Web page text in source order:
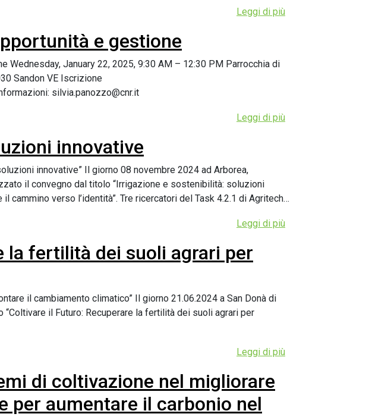
Leggi di più
e gestione
Wednesday, January 22, 2025, 9:30 AM – 12:30 PM Parrocchia di
Sandon VE Iscrizione
silvia.panozzo@cnr.it
Leggi di più
innovative
innovative” Il giorno 08 novembre 2024 ad Arborea,
il convegno dal titolo “Irrigazione e sostenibilità: soluzioni
cammino verso l’identità”. Tre ricercatori del Task 4.2.1 di Agritech…
Leggi di più
la fertilità dei suoli agrari per
il cambiamento climatico” Il giorno 21.06.2024 a San Donà di
il Futuro: Recuperare la fertilità dei suoli agrari per
Leggi di più
di coltivazione nel migliorare
per aumentare il carbonio nel